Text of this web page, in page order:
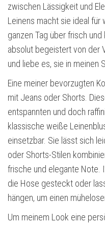
zwischen Lässigkeit und
Leinens macht sie ideal für
ganzen Tag über frisch
absolut begeistert von der
und liebe es, sie in meinen
Eine meiner bevorzugten
mit Jeans oder Shorts.
entspannten und doch
klassische weiße
einsetzbar. Sie lässt sich
oder Shorts-Stilen
frische und elegante Note.
die Hose gesteckt oder
hängen, um einen
Um meinem Look eine